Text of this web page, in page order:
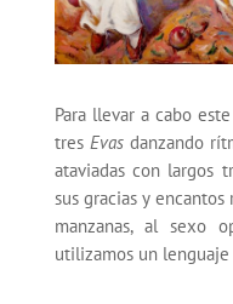
Para llevar a cabo
tres Evasdanzando
ataviadas con largos
sus gracias y
manzanas, al sexo
utilizamos un